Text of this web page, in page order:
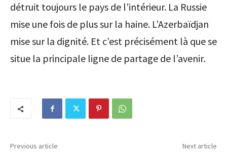
détruit toujours le pays de l’intérieur. La Russie
mise une fois de plus sur la haine. L’Azerbaïdjan
mise sur la dignité. Et c’est précisément là que se
situe la principale ligne de partage de l’avenir.
Previous article Next article